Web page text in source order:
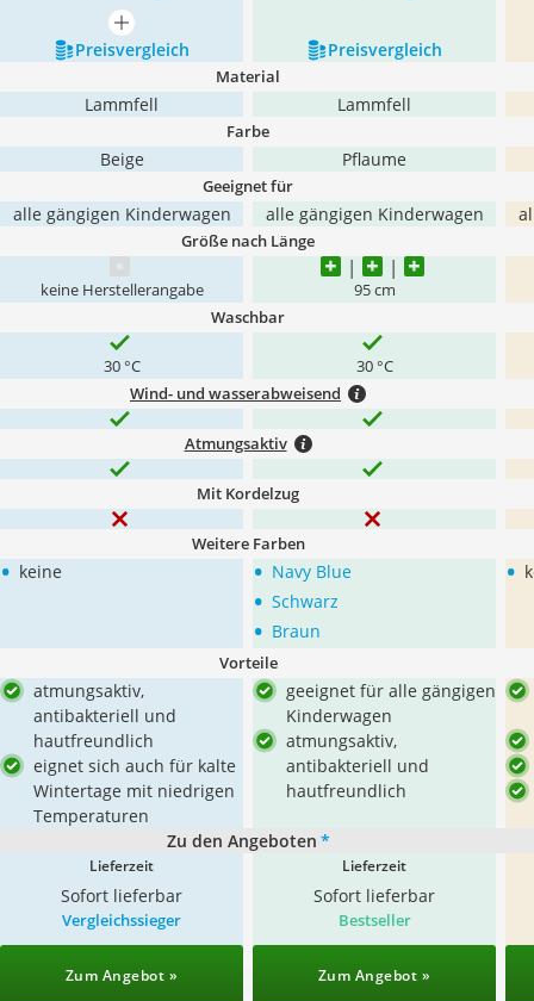
mehr anzeigen
Preis­vergleich
Preis­vergleich
Material
Lammfell Lammfell
Farbe
Beige Pflaume
Geeignet für
alle gängigen Kinderwagen alle gängigen Kinderwagen
Größe nach Länge
keine Herstellerangabe 95 cm
Waschbar
30 °C 30 °C
Wind- und wasserabweisend
Atmungsaktiv
Mit Kordelzug
Weitere Farben
• keine • Navy Blue
• Schwarz
• Braun
•
Vorteile
atmungsaktiv,
antibakteriell und
hautfreundlich
eignet sich auch für kalte
Wintertage mit niedrigen
Temperaturen
geeignet für alle gängigen
Kinderwagen
atmungsaktiv,
antibakteriell und
hautfreundlich
Zu den Angeboten *
Lieferzeit
Sofort lieferbar
Lieferzeit
Sofort lieferbar
Vergleichssieger
Zum Angebot »
Bestseller
Zum Angebot »